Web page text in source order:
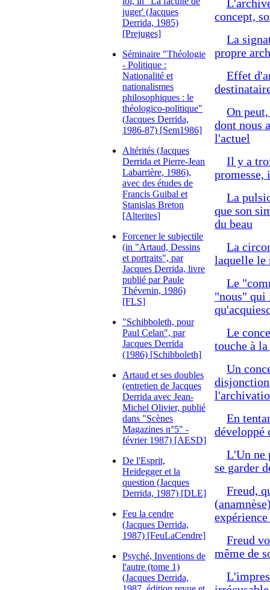
juger' (Jacques
Derrida, 1985)
[Prejuges]
Séminaire "Théologie
- Politique :
Nationalité et
nationalismes
philosophiques : le
théologico-politique"
(Jacques Derrida,
1986-87) [Sem1986]
Altérités (Jacques
Derrida et Pierre-Jean
Labarrière, 1986),
avec des études de
Francis Guibal et
Stanislas Breton
[Alterites]
Forcener le subjectile
(in "Artaud, Dessins
et portraits", par
Jacques Derrida, livre
publié par Paule
Thévenin, 1986)
[FLS]
"Schibboleth, pour
Paul Celan", par
Jacques Derrida
(1986) [Schibboleth]
Artaud et ses doubles
(entretien de Jacques
Derrida avec Jean-
Michel Olivier, publié
dans "Scènes
Magazines n°5" -
février 1987) [AESD]
De l'Esprit,
Heidegger et la
question (Jacques
Derrida, 1987) [DLE]
Feu la cendre
(Jacques Derrida,
1987) [FeuLaCendre]
Psyché, Inventions de
l'autre (tome 1)
(Jacques Derrida,
concept,
La
propre
Effet
On
dont nous
l'actuel
Il y a
promesse,
La
que son
du beau
La
laquelle le
Le
"nous" qui
Le
touche à
Un
disjonction
En
développé
L'Un ne
se garder
Freud,
Freud
même de